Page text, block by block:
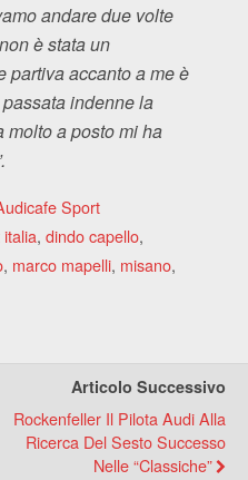
andare due volte
è stata un
partiva accanto a me è
indenne la
molto a posto mi ha
Sport
, dindo capello,
, marco mapelli, misano,
Articolo Successivo
Rockenfeller Il Pilota Audi Alla
Ricerca Del Sesto Successo
Nelle “Classiche”